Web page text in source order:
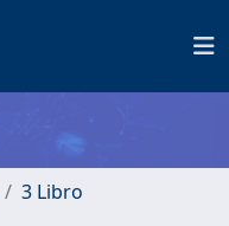
3 Libro